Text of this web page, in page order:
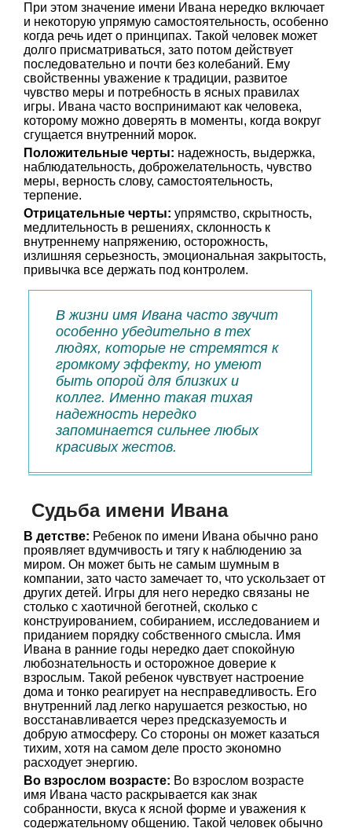
При этом значение имени Ивана нередко включает
и некоторую упрямую самостоятельность, особенно
когда речь идет о принципах. Такой человек может
долго присматриваться, зато потом действует
последовательно и почти без колебаний. Ему
свойственны уважение к традиции, развитое
чувство меры и потребность в ясных правилах
игры. Ивана часто воспринимают как человека,
которому можно доверять в моменты, когда вокруг
сгущается внутренний морок.
Положительные черты: надежность, выдержка,
наблюдательность, доброжелательность, чувство
меры, верность слову, самостоятельность,
терпение.
Отрицательные черты: упрямство, скрытность,
медлительность в решениях, склонность к
внутреннему напряжению, осторожность,
излишняя серьезность, эмоциональная закрытость,
привычка все держать под контролем.
В жизни имя Ивана часто звучит
особенно убедительно в тех
людях, которые не стремятся к
громкому эффекту, но умеют
быть опорой для близких и
коллег. Именно такая тихая
надежность нередко
запоминается сильнее любых
красивых жестов.
Судьба имени Ивана
В детстве: Ребенок по имени Ивана обычно рано
проявляет вдумчивость и тягу к наблюдению за
миром. Он может быть не самым шумным в
компании, зато часто замечает то, что ускользает от
других детей. Игры для него нередко связаны не
столько с хаотичной беготней, сколько с
конструированием, собиранием, исследованием и
приданием порядку собственного смысла. Имя
Ивана в ранние годы нередко дает спокойную
любознательность и осторожное доверие к
взрослым. Такой ребенок чувствует настроение
дома и тонко реагирует на несправедливость. Его
внутренний лад легко нарушается резкостью, но
восстанавливается через предсказуемость и
добрую атмосферу. Со стороны он может казаться
тихим, хотя на самом деле просто экономно
расходует энергию.
Во взрослом возрасте: Во взрослом возрасте
имя Ивана часто раскрывается как знак
собранности, вкуса к ясной форме и уважения к
содержательному общению. Такой человек обычно